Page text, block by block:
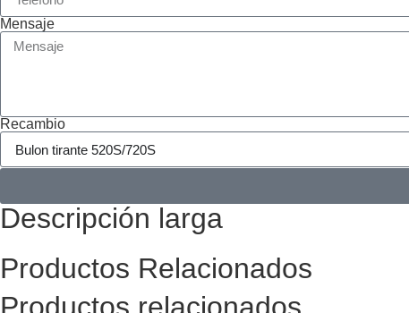
Mensaje
Recambio
Descripción larga
Productos Relacionados